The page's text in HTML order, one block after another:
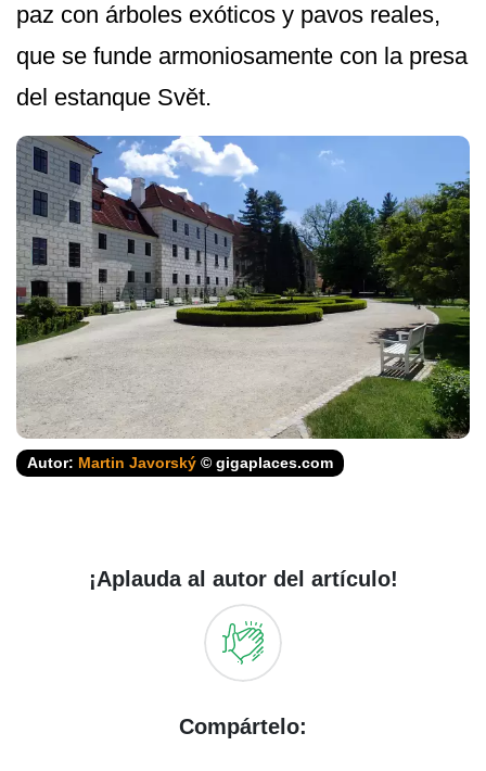
paz con árboles exóticos y pavos reales,
que se funde armoniosamente con la presa
del estanque Svět.
Autor: Martin Javorský © gigaplaces.com
¡Aplauda al autor del artículo!
Compártelo: